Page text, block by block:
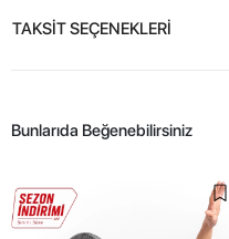
TAKSİT SEÇENEKLERİ
Bunlarıda Beğenebilirsiniz